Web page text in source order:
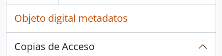
Objeto digital metadatos
Copias de Acceso